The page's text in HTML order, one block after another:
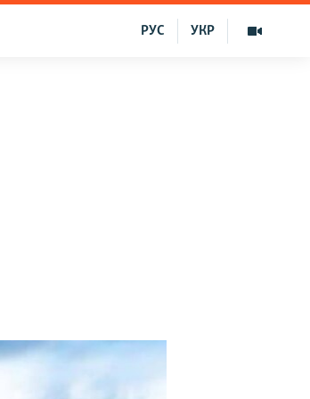
УКР
РУС